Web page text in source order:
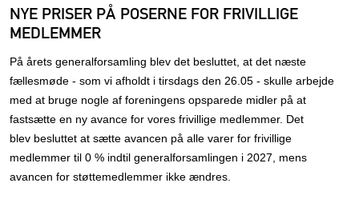
NYE PRISER PÅ POSERNE FOR FRIVILLIGE
MEDLEMMER
På årets generalforsamling blev det besluttet, at det næste
fællesmøde - som vi afholdt i tirsdags den 26.05 - skulle arbejde
med at bruge nogle af foreningens opsparede midler på at
fastsætte en ny avance for vores frivillige medlemmer. Det
blev besluttet at sætte avancen på alle varer for frivillige
medlemmer til 0 % indtil generalforsamlingen i 2027, mens
avancen for støttemedlemmer ikke ændres.